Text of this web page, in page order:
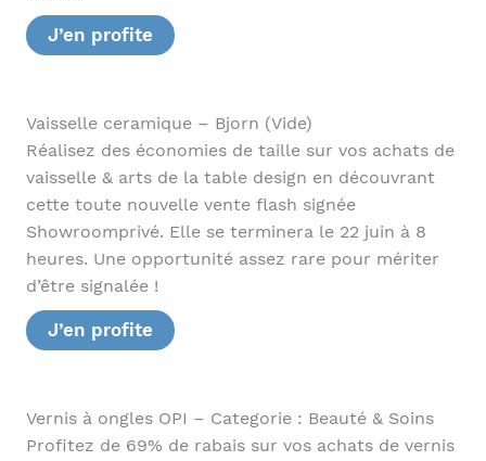
J’en profite
Vaisselle ceramique – Bjorn (Vide)
Réalisez des économies de taille sur vos achats de
vaisselle & arts de la table design en découvrant
cette toute nouvelle vente flash signée
Showroomprivé. Elle se terminera le 22 juin à 8
heures. Une opportunité assez rare pour mériter
d’être signalée !
J’en profite
Vernis à ongles OPI – Categorie : Beauté & Soins
Profitez de 69% de rabais sur vos achats de vernis